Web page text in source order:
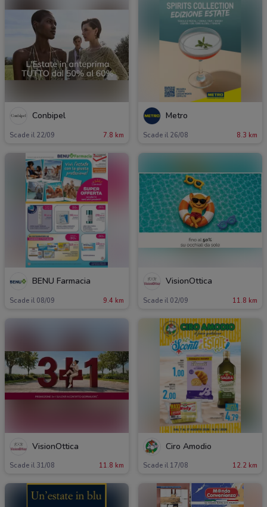
Conbipel
Scade il 22/09 7.8 km
Metro
Scade il 26/08 8.3 km
BENU Farmacia
Scade il 08/09 9.4 km
VisionOttica
Scade il 02/09 11.8 km
VisionOttica
Scade il 31/08 11.8 km
Ciro Amodio
Scade il 17/08 12.2 km